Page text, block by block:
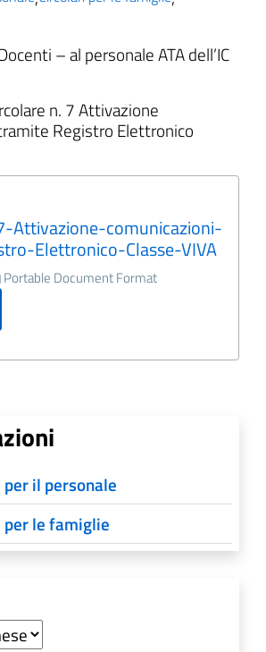
testo
– al personale ATA dell’IC
n. 7 Attivazione
Registro Elettronico
Attivazione-comunicazioni-
Elettronico-Classe-VIVA
Portable Document Format
il personale
per le famiglie